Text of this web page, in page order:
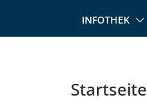
INFOTHEK
Startseite